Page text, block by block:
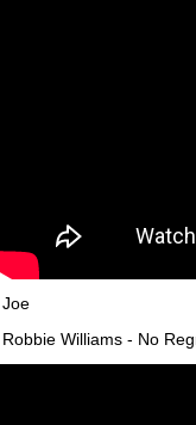
Joe
Robbie Williams - No